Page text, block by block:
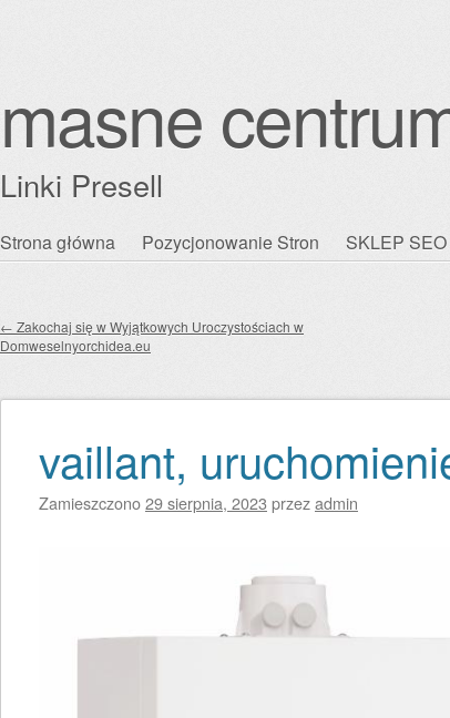
masne
Linki Presell
Przejdź
Strona główna Pozycjonowanie Stron SKLEP SEO
← Zakochaj się w Wyjątkowych Uroczystościach w
Domweselnyorchidea.eu
vaillant,
Zamieszczono29 sierpnia, 2023 przezadmin